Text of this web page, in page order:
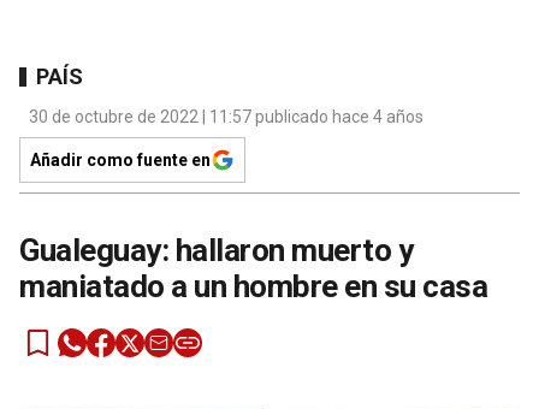
PAÍS
30 de octubre de 2022 | 11:57 publicado hace 4 años
Añadir como fuente en
Gualeguay: hallaron muerto y
maniatado a un hombre en su casa